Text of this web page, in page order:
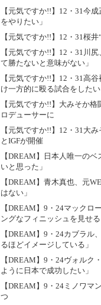
【元気ですか!!】12・31今
をやりたい」
【元気ですか!!】12・31桜
【元気ですか!!】12・31川
て勝たないと意味がない」
【元気ですか!!】12・31高
け一方的に殴る試合をした
【元気ですか!!】大みそか
ロデューサーに
【元気ですか!!】12・31大
とIGFが開催
【DREAM】日本人唯一の
いと思った」
【DREAM】青木真也、元
はない」
【DREAM】9・24マックロ
ングなフィニッシュを見せ
【DREAM】9・24カブラル
るほどイメージしている」
【DREAM】9・24ヴォルク
ように日本で成功したい」
【DREAM】9・24ミノワマ
つ